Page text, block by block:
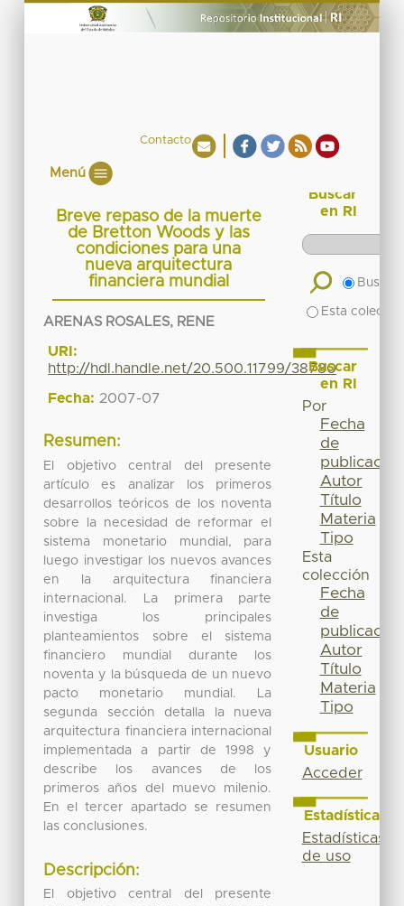
Contacto
Menú
Breve repaso de la muerte
de Bretton Woods y las
condiciones para una
nueva arquitectura
financiera mundial
ARENAS ROSALES, RENE
URI:
http://hdl.handle.net/20.500.11799/38780
Fecha: 2007-07
Resumen:
El objetivo central del presente
artículo es analizar los primeros
desarrollos teóricos de los noventa
sobre la necesidad de reformar el
sistema monetario mundial, para
luego investigar los nuevos avances
en la arquitectura financiera
internacional. La primera parte
investiga los principales
planteamientos sobre el sistema
financiero mundial durante los
noventa y la búsqueda de un nuevo
pacto monetario mundial. La
segunda sección detalla la nueva
arquitectura financiera internacional
implementada a partir de 1998 y
describe los avances de los
primeros años del muevo milenio.
En el tercer apartado se resumen
las conclusiones.
Descripción:
El objetivo central del presente
Buscar
en RI
Buscar
Esta
Buscar
en RI
Por
Fecha
de
publicación
Autor
Título
Materia
Tipo
Esta
colección
Fecha
de
publicación
Autor
Título
Materia
Tipo
Usuario
Acceder
Estadísticas
Estadísticas
de uso